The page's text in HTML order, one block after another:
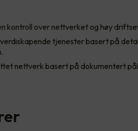
kontroll over nettverket og høy
tjenester basert på
nettverk basert på dokumentert